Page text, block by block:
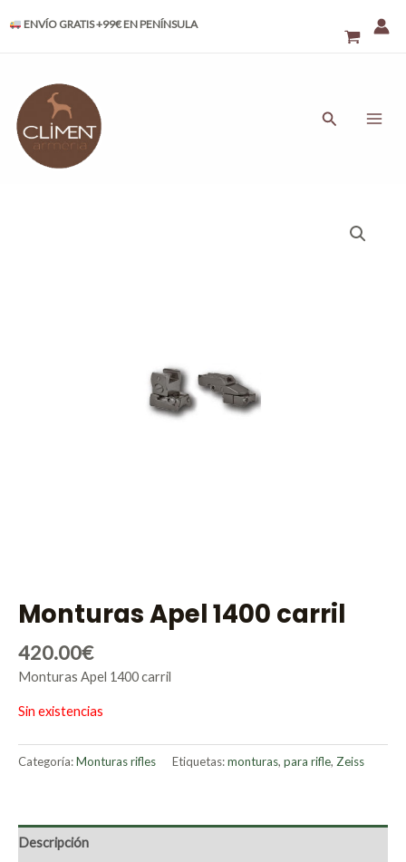
ENVÍO GRATIS +99€ EN PENÍNSULA
Buscar
Monturas Apel 1400 carril
420.00€
Monturas Apel 1400 carril
Sin existencias
Categoría:Monturas rifles Etiquetas:monturas, para rifle, Zeiss
Descripción